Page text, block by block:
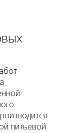
питьевой